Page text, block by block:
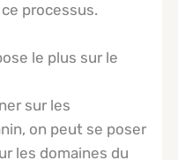
processus.
le plus sur le
sur les
on peut se poser
les domaines du